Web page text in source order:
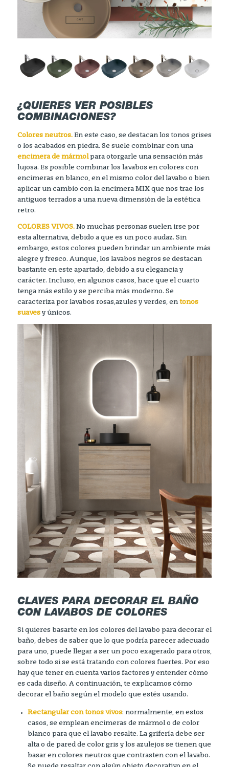
¿QUIERES VER POSIBLES
COMBINACIONES?
Colores neutros.En este caso, se destacan los tonos grises
o los acabados en piedra. Se suele combinar con una
encimera de mármolpara otorgarle una sensación más
lujosa. Es posible combinar los lavabos en colores con
encimeras en blanco, en el mismo color del lavabo o bien
aplicar un cambio con la encimera MIX que nos trae los
antiguos terrados a una nueva dimensión de la estética
retro.
COLORES VIVOS.No muchas personas suelen irse por
esta alternativa, debido a que es un poco audaz. Sin
embargo, estos colores pueden brindar un ambiente más
alegre y fresco. Aunque, los lavabos negros se destacan
bastante en este apartado, debido a su elegancia y
carácter. Incluso, en algunos casos, hace que el cuarto
tenga más estilo y se perciba más moderno. Se
caracteriza por lavabos rosas,azules y verdes, en tonos
suavesy únicos.
CLAVES PARA DECORAR EL BAÑO
CON LAVABOS DE COLORES
Si quieres basarte en los colores del lavabo para decorar el
baño, debes de saber que lo que podría parecer adecuado
para uno, puede llegar a ser un poco exagerado para otros,
sobre todo si se está tratando con colores fuertes. Por eso
hay que tener en cuenta varios factores y entender cómo
es cada diseño. A continuación, te explicamos cómo
decorar el baño según el modelo que estés usando.
Rectangularcon tonos vivos: normalmente, en estos
casos, se emplean encimeras de mármol o de color
blanco para que el lavabo resalte. La grifería debe ser
alta o de pared de color gris y los azulejos se tienen que
basar en colores neutros que contrasten con el lavabo.